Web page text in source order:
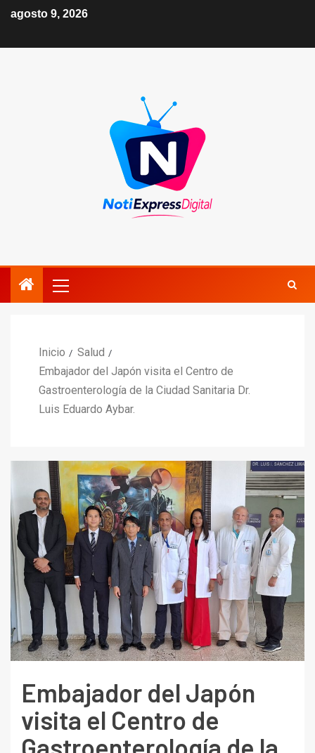
agosto 9, 2026
Inicio
Salud
Embajador del Japón visita el Centro de
Gastroenterología de la Ciudad Sanitaria Dr.
Luis Eduardo Aybar.
Embajador del Japón
visita el Centro de